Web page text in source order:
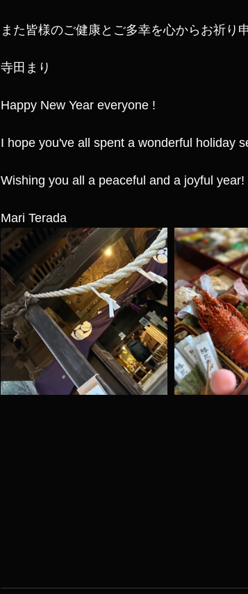
また皆様のご健康とご多幸を心からお祈り
寺田まり
Happy New Year everyone !
I hope you've all spent a wonderful holiday
Wishing you all a peaceful and a joyful year!
Mari Terada